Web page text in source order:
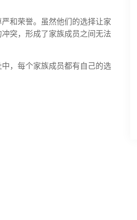
和荣誉。虽然他们的选择让家
突，形成了家族成员之间无法
，每个家族成员都有自己的选